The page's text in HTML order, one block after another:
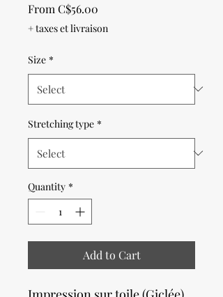
From C$56.00
+ taxes et livraison
Size *
Stretching type *
Quantity *
Add to Cart